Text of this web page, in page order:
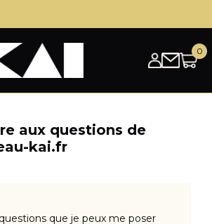
aux questions de
kai.fr
que je peux me poser